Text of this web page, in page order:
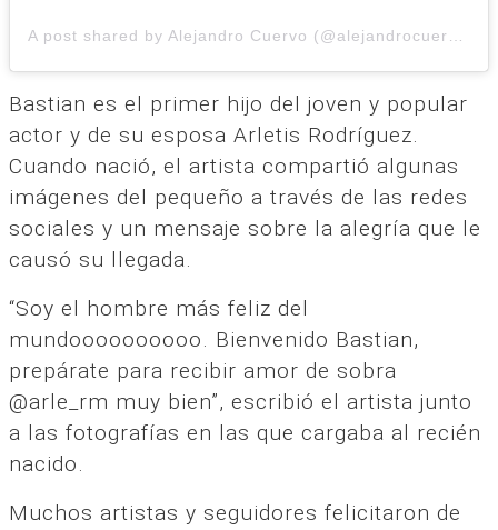
Bastian es el primer hijo del joven y popular
actor y de su esposa Arletis Rodríguez.
Cuando nació, el artista compartió algunas
imágenes del pequeño a través de las redes
sociales y un mensaje sobre la alegría que le
causó su llegada.
“Soy el hombre más feliz del
mundoooooooooo. Bienvenido Bastian,
prepárate para recibir amor de sobra
@arle_rm muy bien”, escribió el artista junto
a las fotografías en las que cargaba al recién
nacido.
Muchos artistas y seguidores felicitaron de